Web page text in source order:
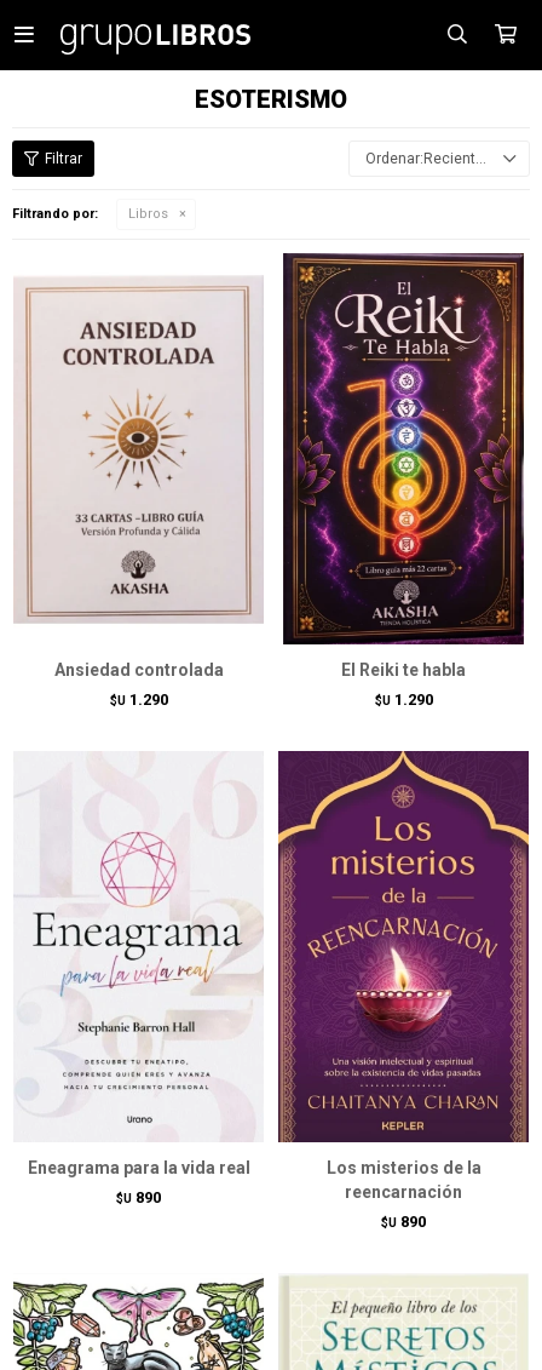

ESOTERISMO
Recientes
Filtrando por: Libros
Ansiedad controlada
$U 1.290
El Reiki te habla
$U 1.290
Eneagrama para la vida real
$U 890
Los misterios de la
reencarnación
$U 890